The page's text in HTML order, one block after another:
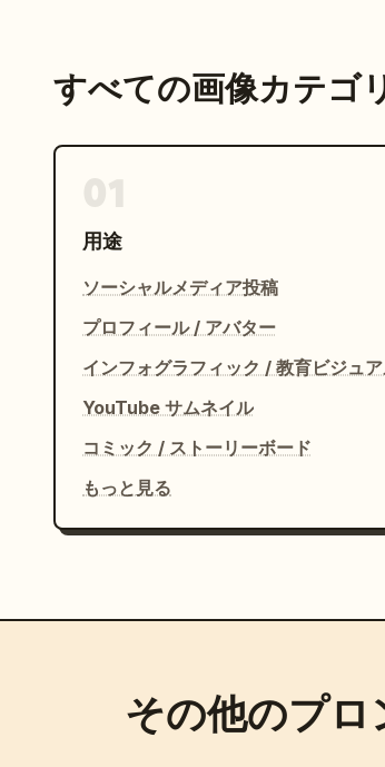
すべての画像カテゴ
用途
ソーシャルメディア投稿
プロフィール / アバター
インフォグラフィック / 教育ビジュ
YouTube サムネイル
コミック / ストーリーボード
もっと見る
その他のプ